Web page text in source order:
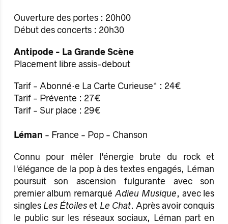
Ouverture des portes : 20h00
Début des concerts : 20h30
Antipode - La Grande Scène
Placement libre assis-debout
Tarif - Abonné·e La Carte Curieuse* : 24€
Tarif - Prévente : 27€
Tarif - Sur place : 29€
Léman - France - Pop - Chanson
Connu pour mêler l'énergie brute du rock et
l'élégance de la pop à des textes engagés, Léman
poursuit son ascension fulgurante avec son
premier album remarquéAdieu Musique, avec les
singles Les Étoiles et Le Chat. Après avoir conquis
le public sur les réseaux sociaux, Léman part en